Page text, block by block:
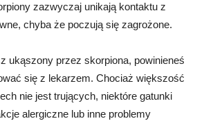
zazwyczaj unikają kontaktu z
chyba że poczują się zagrożone.
ukąszony przez skorpiona, powinieneś
się z lekarzem. Chociaż większość
nie jest trujących, niektóre gatunki
alergiczne lub inne problemy